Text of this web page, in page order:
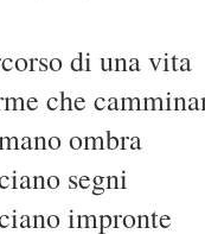
di una vita
che
ombra
segni
impronte